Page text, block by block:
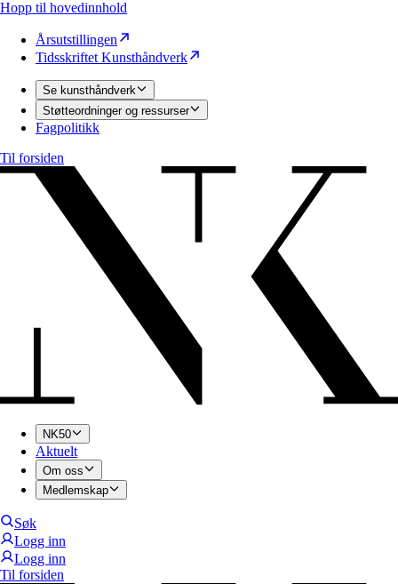
Hopp til hovedinnhold
Årsutstillingen
Tidsskriftet Kunsthåndverk
Se kunsthåndverk
Støtteordninger og ressurser
Fagpolitikk
Til forsiden
NK50
Aktuelt
Om oss
Medlemskap
Søk
Logg inn
Logg inn
Til forsiden